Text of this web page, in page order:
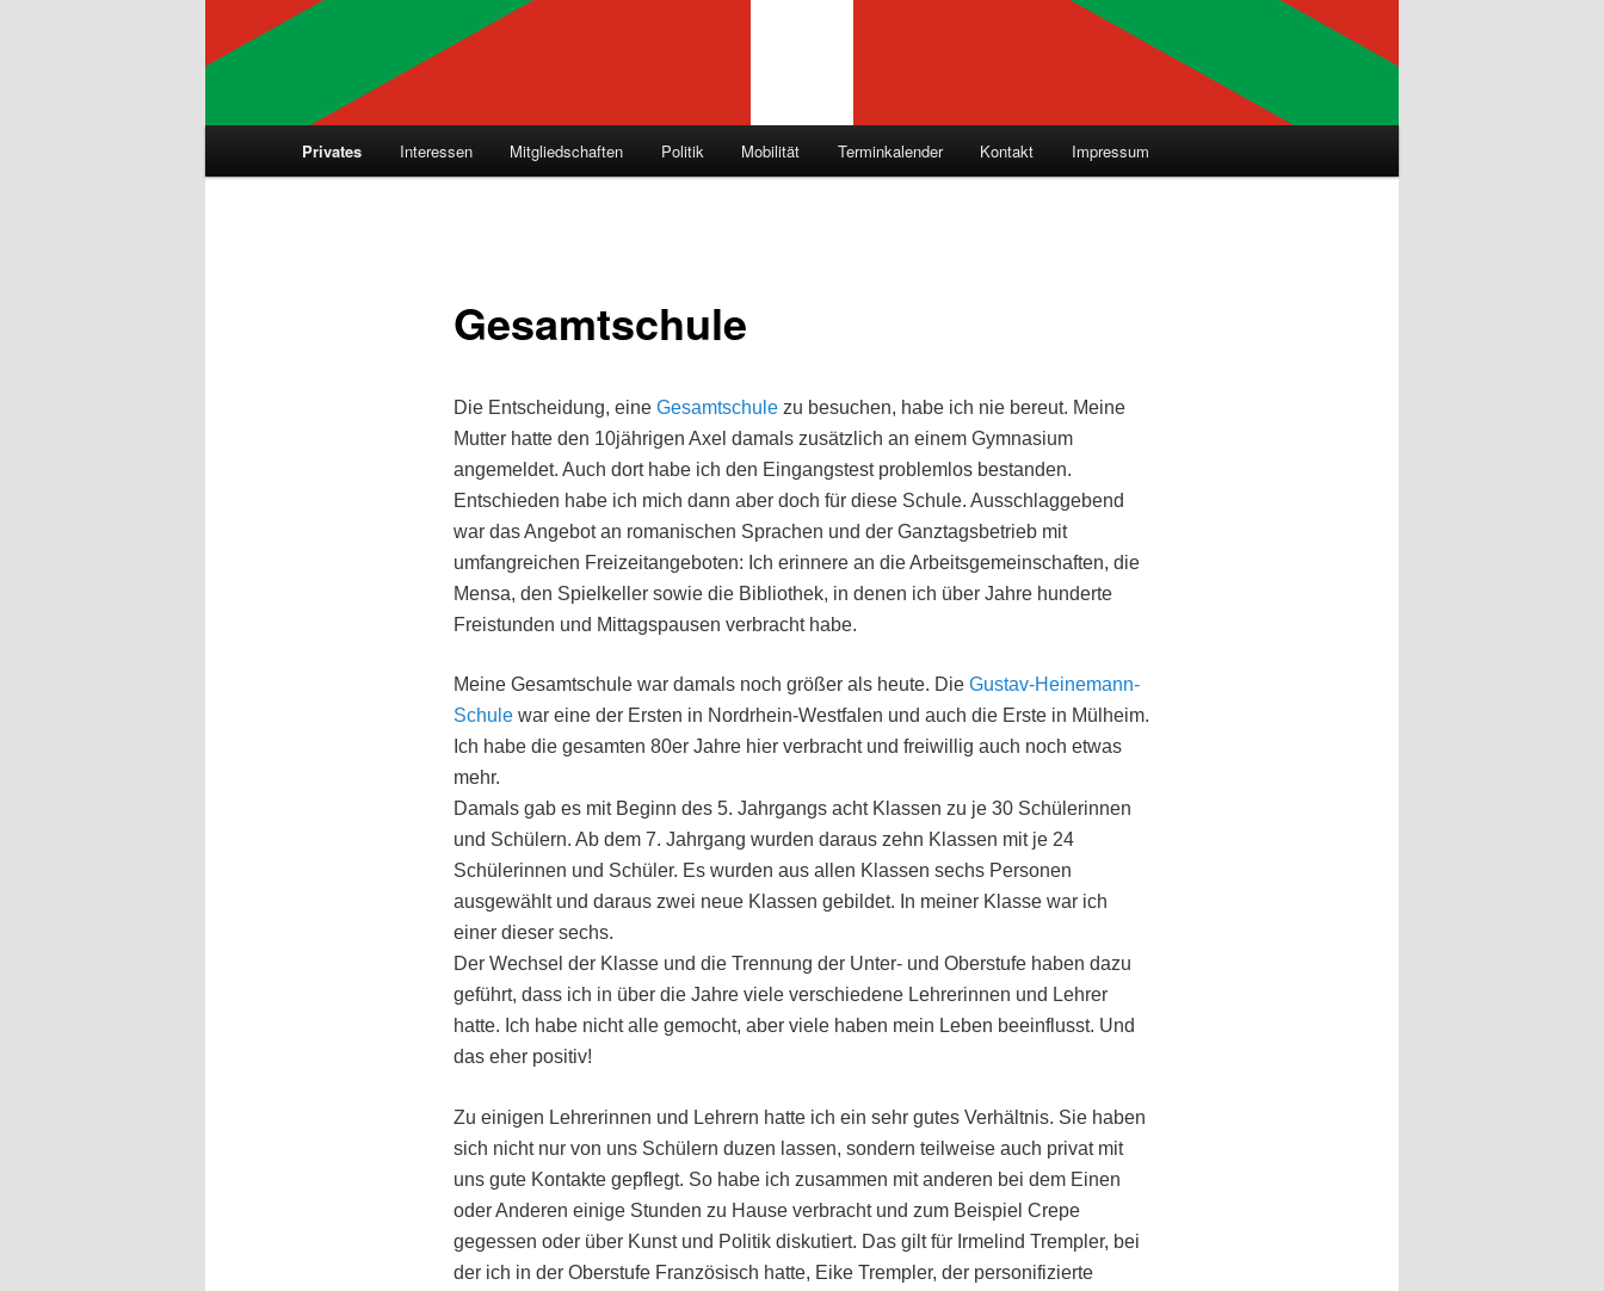
Privates Interessen Mitgliedschaften Politik Mobilität Terminkalender Kontakt Impressum
Gesamtschule
Die Entscheidung, eine Gesamtschulezu besuchen, habe ich nie bereut. Meine
Mutter hatte den 10jährigen Axel damals zusätzlich an einem Gymnasium
angemeldet. Auch dort habe ich den Eingangstest problemlos bestanden.
Entschieden habe ich mich dann aber doch für diese Schule. Ausschlaggebend
war das Angebot an romanischen Sprachen und der Ganztagsbetrieb mit
umfangreichen Freizeitangeboten: Ich erinnere an die Arbeitsgemeinschaften, die
Mensa, den Spielkeller sowie die Bibliothek, in denen ich über Jahre hunderte
Freistunden und Mittagspausen verbracht habe.
Meine Gesamtschule war damals noch größer als heute. Die Gustav-Heinemann-
Schulewar eine der Ersten in Nordrhein-Westfalen und auch die Erste in Mülheim.
Ich habe die gesamten 80er Jahre hier verbracht und freiwillig auch noch etwas
mehr.
Damals gab es mit Beginn des 5. Jahrgangs acht Klassen zu je 30 Schülerinnen
und Schülern. Ab dem 7. Jahrgang wurden daraus zehn Klassen mit je 24
Schülerinnen und Schüler. Es wurden aus allen Klassen sechs Personen
ausgewählt und daraus zwei neue Klassen gebildet. In meiner Klasse war ich
einer dieser sechs.
Der Wechsel der Klasse und die Trennung der Unter- und Oberstufe haben dazu
geführt, dass ich in über die Jahre viele verschiedene Lehrerinnen und Lehrer
hatte. Ich habe nicht alle gemocht, aber viele haben mein Leben beeinflusst. Und
das eher positiv!
Zu einigen Lehrerinnen und Lehrern hatte ich ein sehr gutes Verhältnis. Sie haben
sich nicht nur von uns Schülern duzen lassen, sondern teilweise auch privat mit
uns gute Kontakte gepflegt. So habe ich zusammen mit anderen bei dem Einen
oder Anderen einige Stunden zu Hause verbracht und zum Beispiel Crepe
gegessen oder über Kunst und Politik diskutiert. Das gilt für Irmelind Trempler, bei
der ich in der Oberstufe Französisch hatte, Eike Trempler, der personifizierte